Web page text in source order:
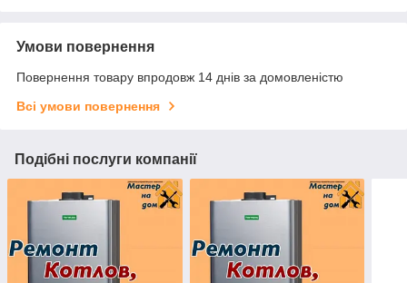
Умови повернення
Повернення товару впродовж 14 днів за домовленістю
Всі умови повернення
Подібні послуги компанії